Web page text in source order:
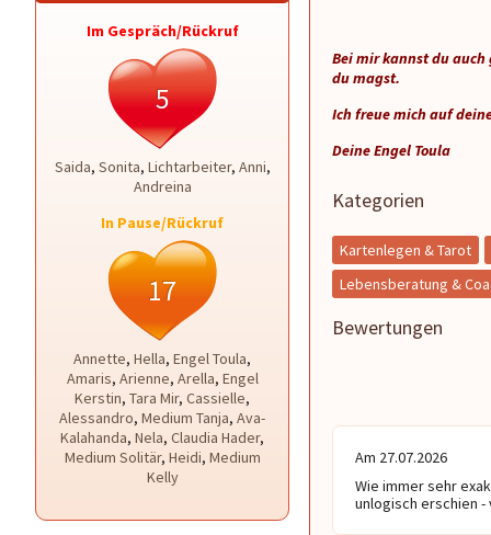
Im Gespräch/Rückruf
5
Saida, Sonita, Lichtarbeiter, Anni,
Andreina
In Pause/Rückruf
17
Annette, Hella, Engel Toula,
Amaris, Arienne, Arella, Engel
Kerstin, Tara Mir, Cassielle,
Alessandro, Medium Tanja, Ava-
Kalahanda, Nela, Claudia Hader,
Medium Solitär, Heidi, Medium
Kelly
Bei mir kannst du
du magst.
Ich freue mich auf
Deine Engel Toula
Kategorien
Kartenlegen & Tarot
Lebensberatung &
Bewertungen
Am 27.07.2026
Wie immer sehr
unlogisch erschien -